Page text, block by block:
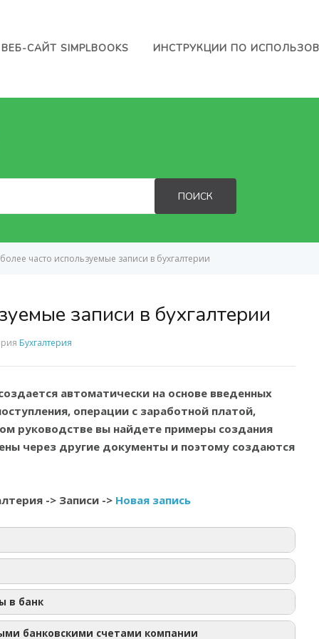
ВЕБ-САЙТ SIMPLBOOKS ИНСТРУКЦИИ ПО
ПОИСК
часто используемые записи в бухгалтерии
записи в бухгалтерии
Бухгалтерия
автоматически на основе введенных
операции с заработной платой,
руководстве вы найдете примеры создания
через другие документы и поэтому создаются
-> Записи -> Новая запись
в банк
банковскими счетами компании